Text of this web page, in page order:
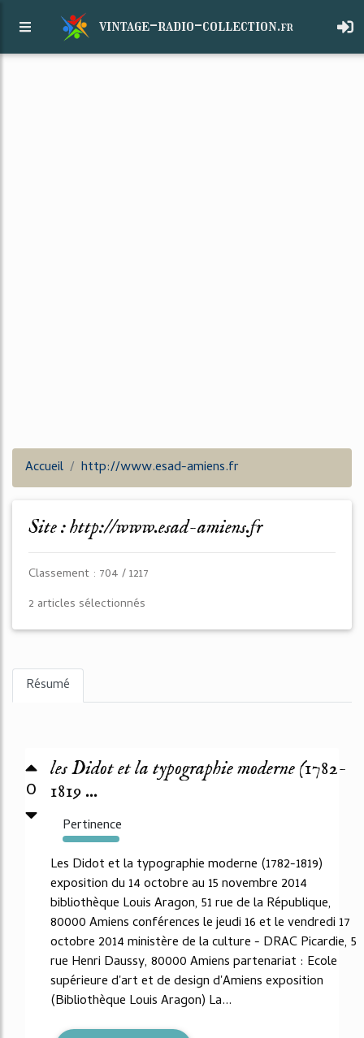
vintage-radio-collection.fr
Accueil http://www.esad-amiens.fr
Site : http://www.esad-amiens.fr
Classement : 704 / 1217
2 articles sélectionnés
Résumé
0
les Didot et la typographie moderne (1782-
1819 ...
Pertinence
412%
Les Didot et la typographie moderne (1782-1819)
exposition du 14 octobre au 15 novembre 2014
bibliothèque Louis Aragon, 51 rue de la République,
80000 Amiens conférences le jeudi 16 et le vendredi 17
octobre 2014 ministère de la culture - DRAC Picardie, 5
rue Henri Daussy, 80000 Amiens partenariat : Ecole
supérieure d'art et de design d'Amiens exposition
(Bibliothèque Louis Aragon) La...